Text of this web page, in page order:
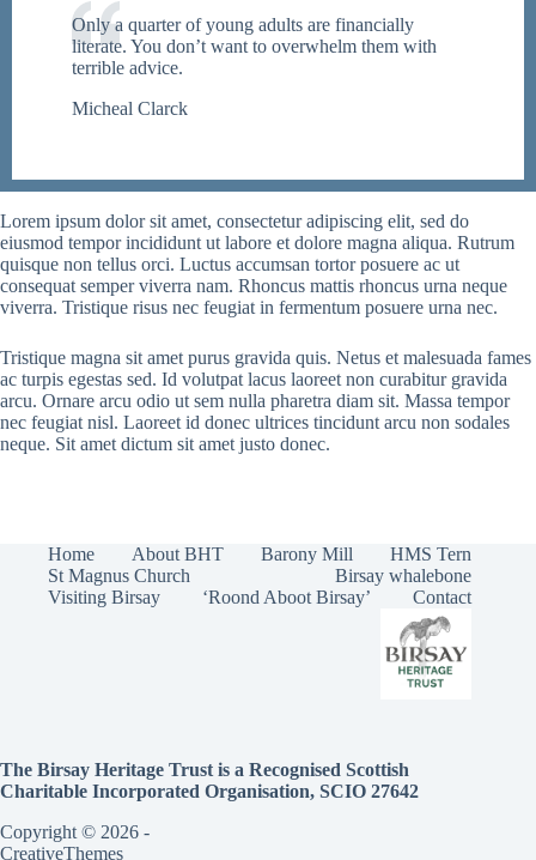
Only a quarter of young adults are financially
literate. You don’t want to overwhelm them with
terrible advice.
Micheal Clarck
Lorem ipsum dolor sit amet, consectetur adipiscing elit, sed do
eiusmod tempor incididunt ut labore et dolore magna aliqua. Rutrum
quisque non tellus orci. Luctus accumsan tortor posuere ac ut
consequat semper viverra nam. Rhoncus mattis rhoncus urna neque
viverra. Tristique risus nec feugiat in fermentum posuere urna nec.
Tristique magna sit amet purus gravida quis. Netus et malesuada fames
ac turpis egestas sed. Id volutpat lacus laoreet non curabitur gravida
arcu. Ornare arcu odio ut sem nulla pharetra diam sit. Massa tempor
nec feugiat nisl. Laoreet id donec ultrices tincidunt arcu non sodales
neque. Sit amet dictum sit amet justo donec.
Home About BHT Barony Mill
HMS Tern
St Magnus Church
Birsay whalebone
Visiting Birsay
‘Roond Aboot Birsay’ Contact
The Birsay Heritage Trust is a Recognised Scottish
Charitable Incorporated Organisation, SCIO 27642
Copyright © 2026 -
CreativeThemes